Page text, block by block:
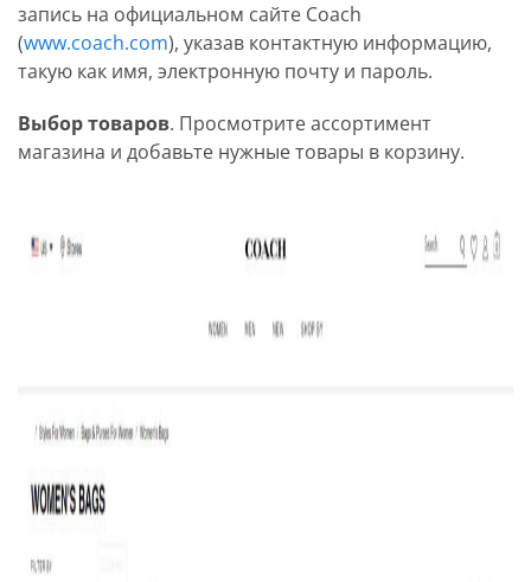
запись на официальном сайте Coach
(www.coach.com), указав контактную информацию,
такую как имя, электронную почту и пароль.
Выбор товаров. Просмотрите ассортимент
магазина и добавьте нужные товары в корзину.